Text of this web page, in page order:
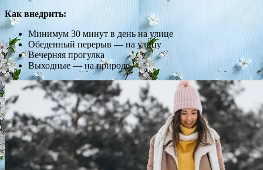
Как внедрить:
Минимум 30 минут в день на улице
Обеденный перерыв — на улицу
Вечерняя прогулка
Выходные — на природе